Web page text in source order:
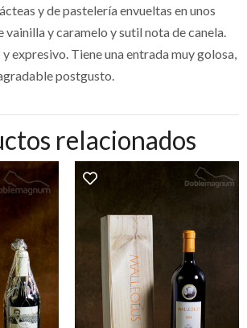
y de pastelería envueltas en unos
vainilla y caramelo y sutil nota de canela.
expresivo. Tiene una entrada muy golosa,
postgusto.
relacionados